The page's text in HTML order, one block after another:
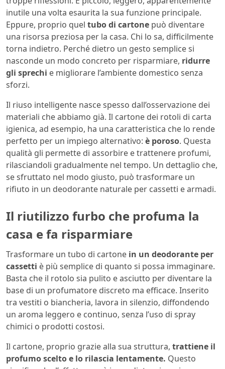
inutile una volta esaurita la sua funzione principale.
Eppure, proprio quel tubo di cartone può diventare
una risorsa preziosa per la casa. Chi lo sa, difficilmente
torna indietro. Perché dietro un gesto semplice si
nasconde un modo concreto per risparmiare, ridurre
gli sprechi e migliorare l’ambiente domestico senza
sforzi.
Il riuso intelligente nasce spesso dall’osservazione dei
materiali che abbiamo già. Il cartone dei rotoli di carta
igienica, ad esempio, ha una caratteristica che lo rende
perfetto per un impiego alternativo: è poroso. Questa
qualità gli permette di assorbire e trattenere profumi,
rilasciandoli gradualmente nel tempo. Un dettaglio che,
se sfruttato nel modo giusto, può trasformare un
rifiuto in un deodorante naturale per cassetti e armadi.
Il riutilizzo furbo che profuma la
casa e fa risparmiare
Trasformare un tubo di cartone in un deodorante per
cassetti è più semplice di quanto si possa immaginare.
Basta che il rotolo sia pulito e asciutto per diventare la
base di un profumatore discreto ma efficace. Inserito
tra vestiti o biancheria, lavora in silenzio, diffondendo
un aroma leggero e continuo, senza l’uso di spray
chimici o prodotti costosi.
Il cartone, proprio grazie alla sua struttura, trattiene il
profumo scelto e lo rilascia lentamente. Questo